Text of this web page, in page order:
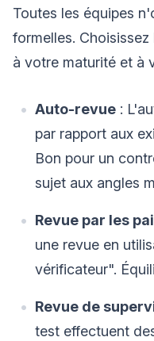
Toutes les équipes
formelles.
à votre maturité et à
Auto-revue :
par rapport aux
Bon pour un
sujet aux angles
Revue par les
une revue en
vérificateur".
Revue de
test effectuent